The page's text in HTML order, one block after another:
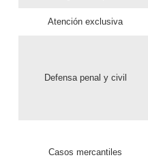
Atención exclusiva
Defensa penal y civil
Casos mercantiles